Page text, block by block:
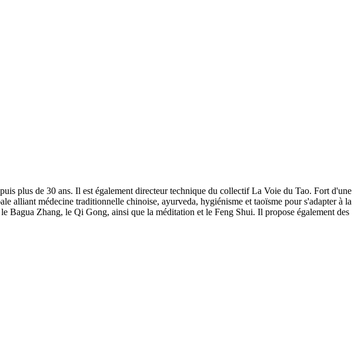
plus de 30 ans. Il est également directeur technique du collectif La Voie du Tao. Fort d'une
alliant médecine traditionnelle chinoise, ayurveda, hygiénisme et taoïsme pour s'adapter à la
Bagua Zhang, le Qi Gong, ainsi que la méditation et le Feng Shui. Il propose également des